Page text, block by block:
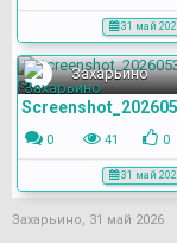
31 май
Захарьино
0 41 0
31 май
Захарьино 31 май 2026